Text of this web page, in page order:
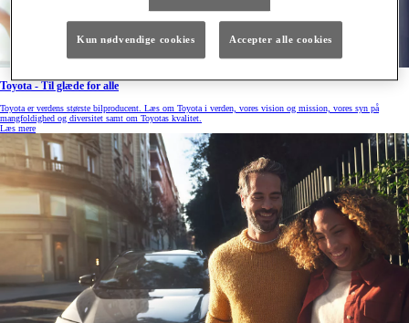
Toyota - Til glæde for alle
Toyota er verdens største bilproducent. Læs om Toyota i verden, vores vision og mission, vores syn på
mangfoldighed og diversitet samt om Toyotas kvalitet.
Læs mere
Kun nødvendige cookies Accepter alle cookies